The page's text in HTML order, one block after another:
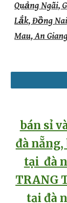
Quảng Ngãi,
Lắk, Đồng
Mau, An
bán sỉ
đà nẵng,
tại đà
TRANG
tại đà